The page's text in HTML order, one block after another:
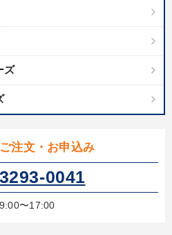
ズ
注文・お申込み
0041
〜17:00